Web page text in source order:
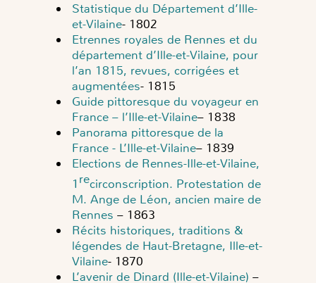
Statistique du Département d’Ille-
et-Vilaine- 1802
Etrennes royales de Rennes et du
département d’Ille-et-Vilaine, pour
l’an 1815, revues, corrigées et
augmentées- 1815
Guide pittoresque du voyageur en
France – l’Ille-et-Vilaine– 1838
Panorama pittoresque de la
France - L’Ille-et-Vilaine– 1839
Elections de Rennes-Ille-et-Vilaine,
1 recirconscription. Protestation de
M. Ange de Léon, ancien maire de
Rennes– 1863
Récits historiques, traditions &
légendes de Haut-Bretagne, Ille-et-
Vilaine- 1870
L’avenir de Dinard (Ille-et-Vilaine)–